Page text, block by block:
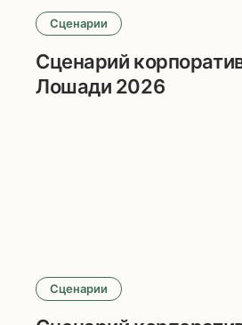
Сценарии
Сценарий
Лошади 2026
Сценарии